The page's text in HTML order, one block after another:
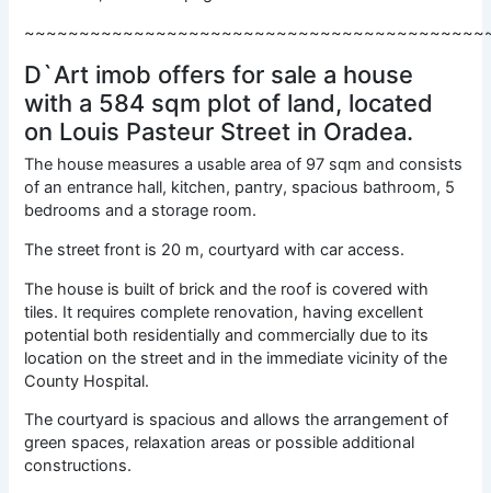
D`Art imob offers for sale a house
with a 584 sqm plot of land, located
on Louis Pasteur Street in Oradea.
The house measures a usable area of ​​97 sqm and consists
of an entrance hall, kitchen, pantry, spacious bathroom, 5
bedrooms and a storage room.
The street front is 20 m, courtyard with car access.
The house is built of brick and the roof is covered with
tiles. It requires complete renovation, having excellent
potential both residentially and commercially due to its
location on the street and in the immediate vicinity of the
County Hospital.
The courtyard is spacious and allows the arrangement of
green spaces, relaxation areas or possible additional
constructions.